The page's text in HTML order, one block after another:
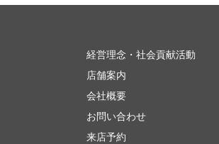
経営理念・社会貢献活動
店舗案内
会社概要
お問い合わせ
来店予約